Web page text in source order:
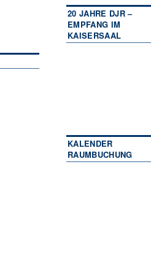
20 JAHRE DJR –
EMPFANG IM
KAISERSAAL
KALENDER
RAUMBUCHUNG